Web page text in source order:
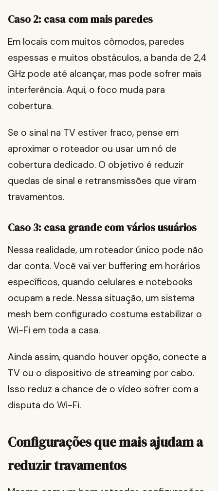
Caso 2: casa com mais paredes
Em locais com muitos cômodos, paredes
espessas e muitos obstáculos, a banda de 2,4
GHz pode até alcançar, mas pode sofrer mais
interferência. Aqui, o foco muda para
cobertura.
Se o sinal na TV estiver fraco, pense em
aproximar o roteador ou usar um nó de
cobertura dedicado. O objetivo é reduzir
quedas de sinal e retransmissões que viram
travamentos.
Caso 3: casa grande com vários usuários
Nessa realidade, um roteador único pode não
dar conta. Você vai ver buffering em horários
específicos, quando celulares e notebooks
ocupam a rede. Nessa situação, um sistema
mesh bem configurado costuma estabilizar o
Wi-Fi em toda a casa.
Ainda assim, quando houver opção, conecte a
TV ou o dispositivo de streaming por cabo.
Isso reduz a chance de o vídeo sofrer com a
disputa do Wi-Fi.
Configurações que mais ajudam a
reduzir travamentos